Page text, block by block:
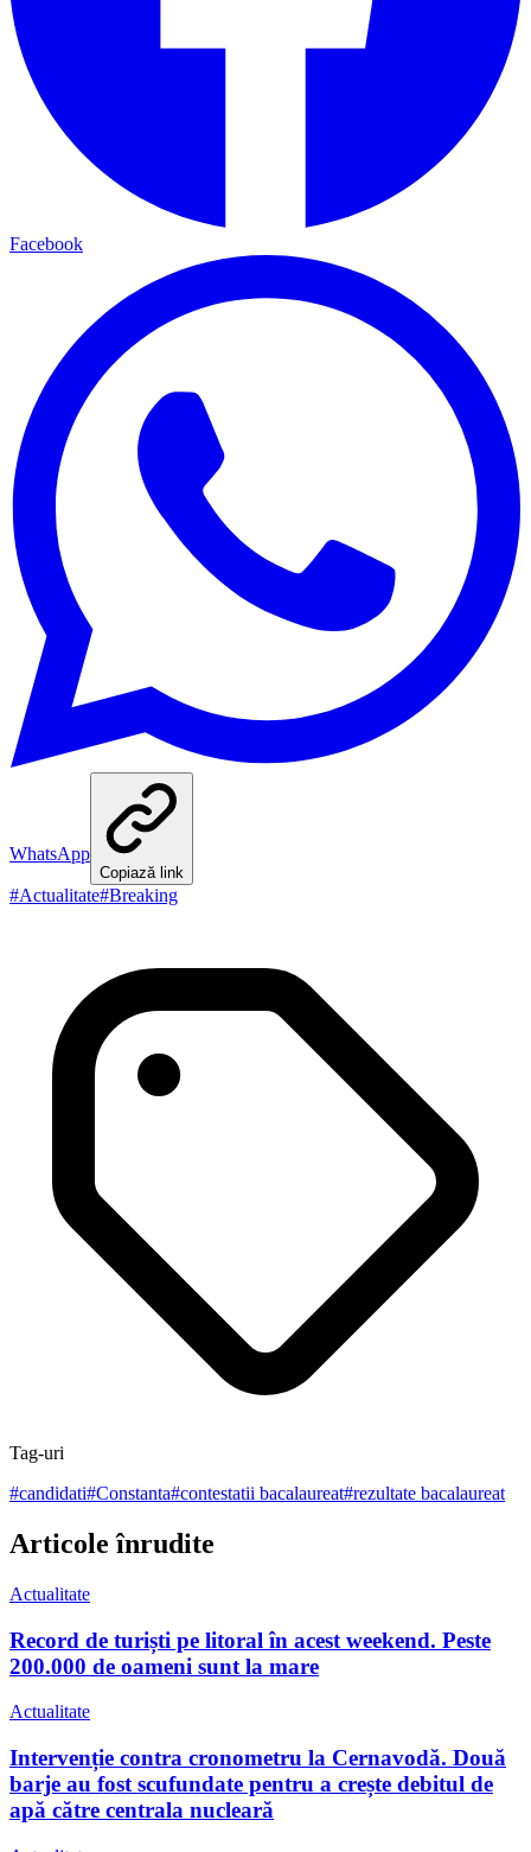
Facebook
WhatsApp
Copiază link
#Actualitate#Breaking
Tag-uri
#candidati#Constanta#contestatii bacalaureat#rezultate bacalaureat
Articole înrudite
Actualitate
Record de turiști pe litoral în acest weekend. Peste
200.000 de oameni sunt la mare
Actualitate
Intervenție contra cronometru la Cernavodă. Două
barje au fost scufundate pentru a crește debitul de
apă către centrala nucleară